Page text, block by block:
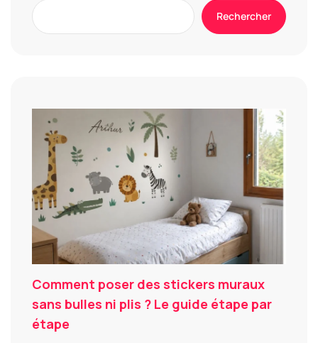
Rechercher
Comment poser des stickers muraux
sans bulles ni plis ? Le guide étape par
étape